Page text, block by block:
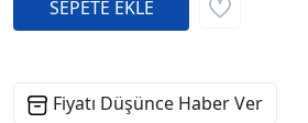
Fiyatı Düşünce Haber Ver